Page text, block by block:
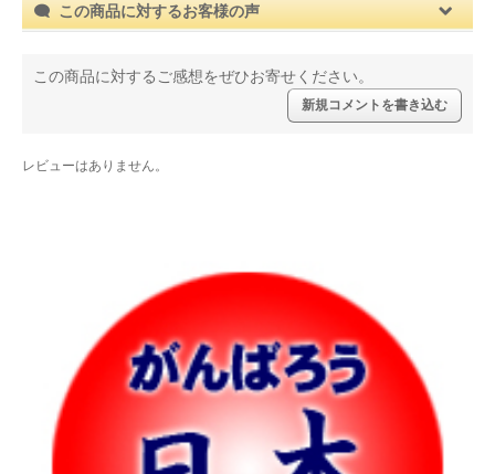
この商品に対するお客様の声
この商品に対するご感想をぜひお寄せください。
新規コメントを書き込む
レビューはありません。